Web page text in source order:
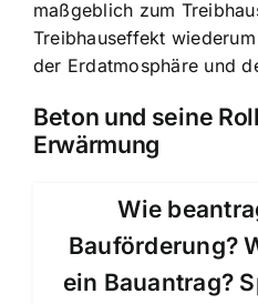
maßgeblich zum
Treibhauseffekt
der Erdatmosphäre und
Beton und seine
Erwärmung
Wie
Bauförderung?
ein Bauantrag?